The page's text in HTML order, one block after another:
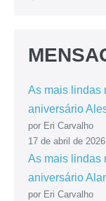
As mais lindas
aniversário
por Eri Carvalho
17 de abril de 2026
As mais lindas
aniversário
por Eri Carvalho